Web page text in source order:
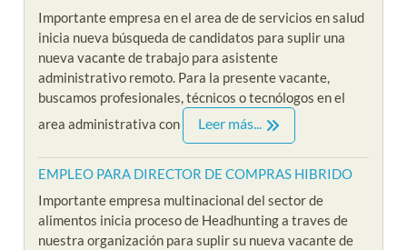
Importante empresa en el area de de servicios en salud
inicia nueva búsqueda de candidatos para suplir una
nueva vacante de trabajo para asistente
administrativo remoto. Para la presente vacante,
buscamos profesionales, técnicos o tecnólogos en el
area administrativa con
Leer más...
EMPLEO PARA DIRECTOR DE COMPRAS HIBRIDO
Importante empresa multinacional del sector de
alimentos inicia proceso de Headhunting a traves de
nuestra organización para suplir su nueva vacante de